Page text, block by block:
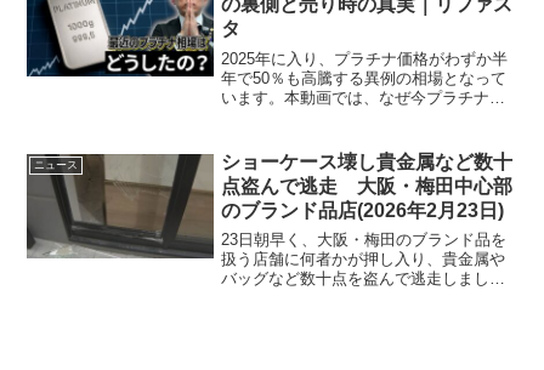
の裏側と売り時の真実｜リファス
タ
2025年に入り、プラチナ価格がわずか半
年で50％も高騰する異例の相場となって
います。本動画では、なぜ今プラチナが
く解説します。南アフリカの供給トラブ
ルやアメリカの政策...
ニュース
ショーケース壊し貴金属など数十
点盗んで逃走 大阪・梅田中心部
のブランド品店(2026年2月23日)
23日朝早く、大阪・梅田のブランド品を
扱う店舗に何者かが押し入り、貴金属や
バッグなど数十点を盗んで逃走しまし